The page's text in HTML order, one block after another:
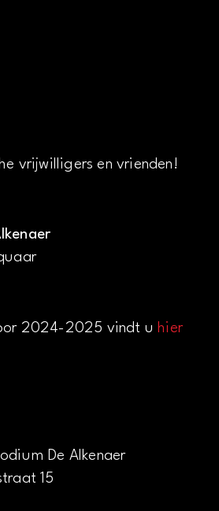
vrijwilligers en vrienden!
2024-2025 vindt u hier
De Alkenaer
15